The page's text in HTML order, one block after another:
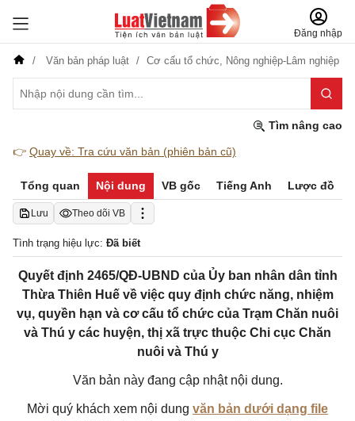
Đăng nhập
Văn bản pháp luật Cơ cấu tổ chức, Nông nghiệp-Lâm nghiệp
Tìm nâng cao
👉 Quay về: Tra cứu văn bản (phiên bản cũ)
Tổng quan Nội dung VB gốc Tiếng Anh Lược đồ
Lưu Theo dõi VB
Tình trạng hiệu lực: Đã biết
Quyết định 2465/QĐ-UBND của Ủy ban nhân dân tỉnh
Thừa Thiên Huế về việc quy định chức năng, nhiệm
vụ, quyền hạn và cơ cấu tổ chức của Trạm Chăn nuôi
và Thú y các huyện, thị xã trực thuộc Chi cục Chăn
nuôi và Thú y
Văn bản này đang cập nhật nội dung.
Mời quý khách xem nội dung văn bản dưới dạng file